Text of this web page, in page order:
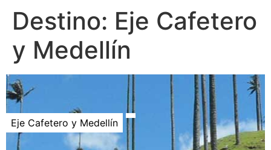
Destino: Eje Cafetero
y Medellín
Eje Cafetero y Medellín